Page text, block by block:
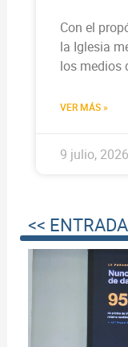
Con el
la Iglesia
los medios
VER MÁS »
9 julio, 2026